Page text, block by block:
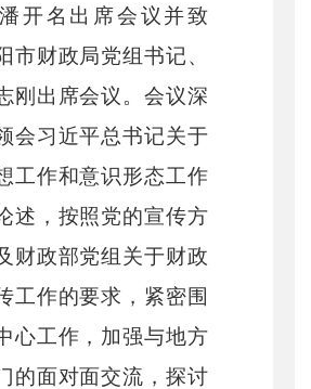
开名出席会议并致
市财政局党组书记、
刚出席会议。会议深
会习近平总书记关于
工作和意识形态工作
述，按照党的宣传方
财政部党组关于财政
工作的要求，紧密围
心工作，加强与地方
的面对面交流，探讨